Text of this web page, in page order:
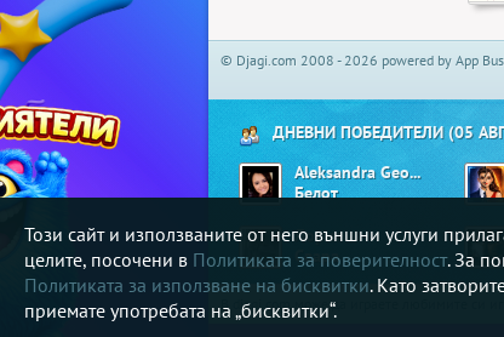
Този сайт и използваните от него външни услуги
целите, посочени в Политиката за поверителност. За
Политиката за използване на бисквитки. Като
приемате употребата на „бисквитки“.
© Djagi.com 2008 - 2026 powered by App
ДНЕВНИ ПОБЕДИТЕЛИ (05
Aleksandra Georgieva01
Белот
Лорис
Свара
В djagi.com може да играете любимите си